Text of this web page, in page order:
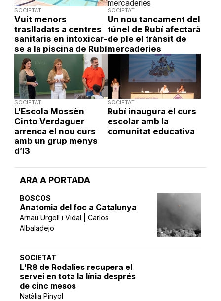
ARA A PORTADA
BOSCOS
Anatomia del foc a Catalunya
Arnau Urgell i Vidal | Carlos
Albaladejo
SOCIETAT
L'R8 de Rodalies recupera el
servei en tota la línia després
de cinc mesos
Natàlia Pinyol
SOCIETAT
Vuit menors
traslladats a centres
sanitaris en intoxicar-
se a la piscina de Rubí
SOCIETAT
Un nou tancament del
túnel de Rubí afectarà
de ple el trànsit de
mercaderies
SOCIETAT
L’Escola Mossèn
Cinto Verdaguer
arrenca el nou curs
amb un grup menys
d’I3
SOCIETAT
Rubí inaugura el curs
escolar amb la
comunitat educativa